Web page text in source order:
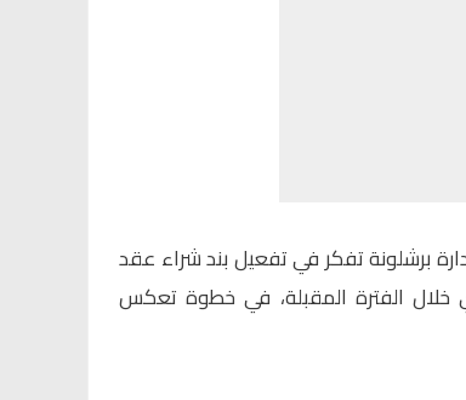
برشلونة تفكر في تفعيل بند شراء عقد
خلال الفترة المقبلة، في خطوة تعكس